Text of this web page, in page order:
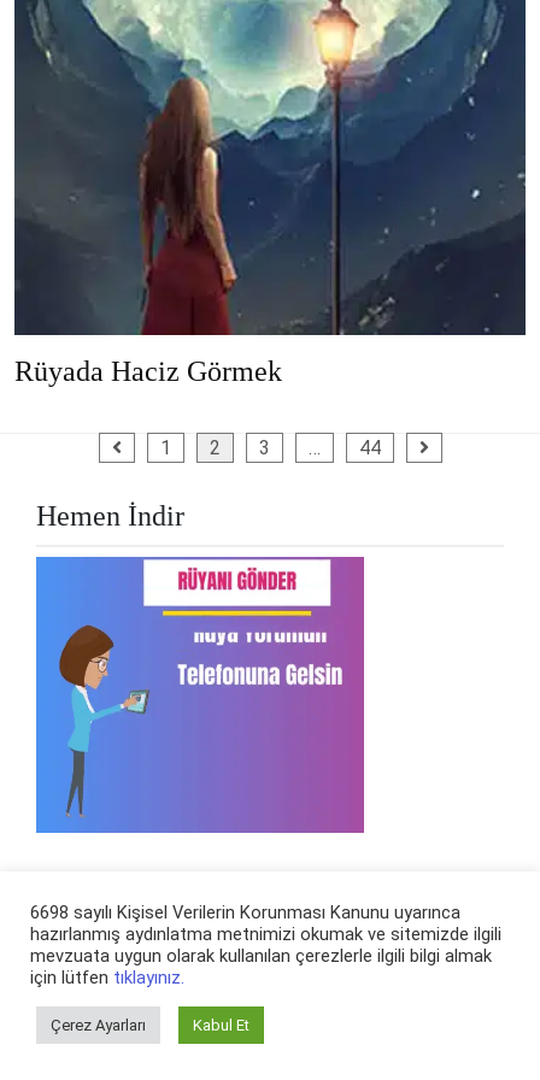
Rüyada Haciz Görmek
1 2 3 … 44
Hemen İndir
Rüya Ara
Arama:
6698 sayılı Kişisel Verilerin Korunması Kanunu uyarınca
hazırlanmış aydınlatma metnimizi okumak ve sitemizde ilgili
mevzuata uygun olarak kullanılan çerezlerle ilgili bilgi almak
için lütfen tıklayınız.
Çerez Ayarları Kabul Et